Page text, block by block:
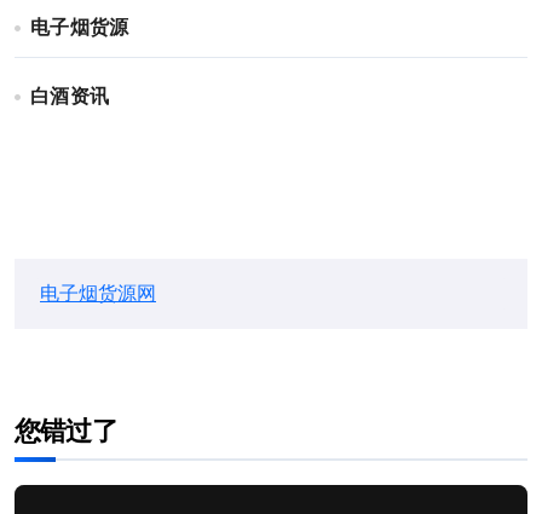
电子烟货源
白酒资讯
电子烟货源网
您错过了